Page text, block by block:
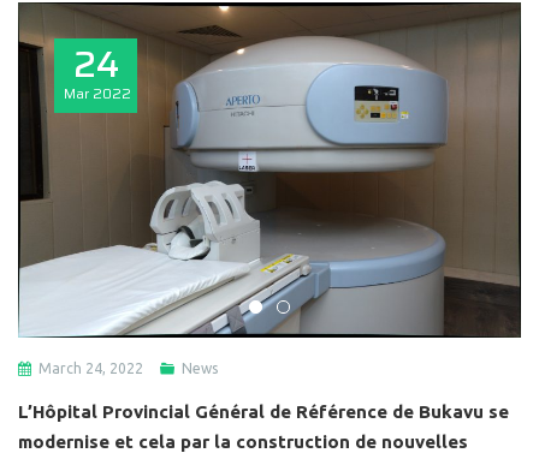
24
Mar 2022
March 24, 2022 News
L’Hôpital Provincial Général de Référence de Bukavu se
modernise et cela par la construction de nouvelles